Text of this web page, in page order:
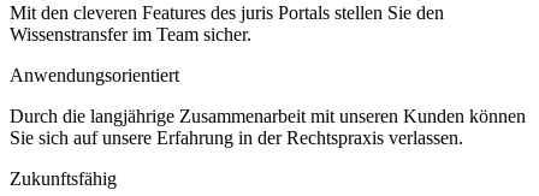
Mit den cleveren Features des juris Portals stellen Sie den
Wissenstransfer im Team sicher.
Anwendungsorientiert
Durch die langjährige Zusammenarbeit mit unseren Kunden können
Sie sich auf unsere Erfahrung in der Rechtspraxis verlassen.
Zukunftsfähig